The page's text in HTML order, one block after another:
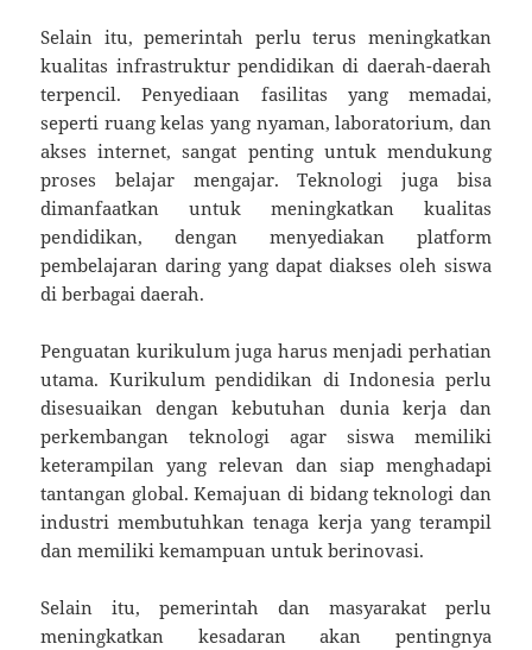
Selain itu, pemerintah perlu terus meningkatkan
kualitas infrastruktur pendidikan di daerah-daerah
terpencil. Penyediaan fasilitas yang memadai,
seperti ruang kelas yang nyaman, laboratorium, dan
akses internet, sangat penting untuk mendukung
proses belajar mengajar. Teknologi juga bisa
dimanfaatkan untuk meningkatkan kualitas
pendidikan, dengan menyediakan platform
pembelajaran daring yang dapat diakses oleh siswa
di berbagai daerah.
Penguatan kurikulum juga harus menjadi perhatian
utama. Kurikulum pendidikan di Indonesia perlu
disesuaikan dengan kebutuhan dunia kerja dan
perkembangan teknologi agar siswa memiliki
keterampilan yang relevan dan siap menghadapi
tantangan global. Kemajuan di bidang teknologi dan
industri membutuhkan tenaga kerja yang terampil
dan memiliki kemampuan untuk berinovasi.
Selain itu, pemerintah dan masyarakat perlu
meningkatkan kesadaran akan pentingnya